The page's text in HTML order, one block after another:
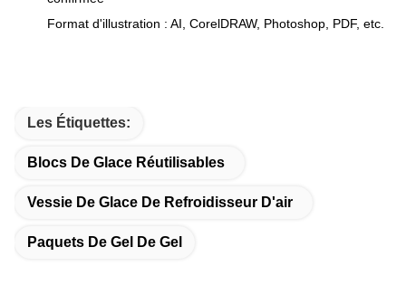
Format d'illustration : AI, CorelDRAW, Photoshop, PDF, etc.
Les Étiquettes:
Blocs De Glace Réutilisables
Vessie De Glace De Refroidisseur D'air
Paquets De Gel De Gel